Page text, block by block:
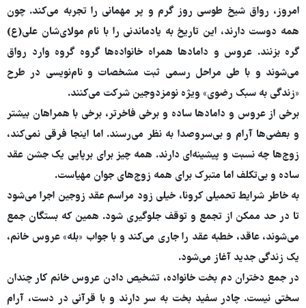
امروز، رواق شیخ طوسی روز گرم و پر مهمانی را تجربه می‌کند. چون
همه دوست دارند، این تاریخ به یادماندنی را با نام مولای‌شان علی(ع)
گره بزنند. عروس و دامادها همراه خانواده‌ها گروه‌ گروه وارد رواق
می‌شوند و با طی مراحل رسمی ثبت مشخصات و نام‌نویسی در طرح
«زندگی به سبک رضوی» ویژه نومزدوجین شرکت می‌کنند.
برخی از عروس و دامادها ساده و برخی فاخرتر، برخی با همراهان بیشتر
و بعضی‌ها آرام و بی‌سروصدا به نظر می‌رسند. اما اینجا فرقی نمی‌کند،
زوج‌ها چه نسبت و پیشینه‌ای دارند. همه چیز برای برپایی یک جشن عقد
ساده و بی‌تکلف اما متبرک برای همه زوج‌های جوان مهیاست.
به خاطر شرایط تحمیلی کرونا، خیلی زود مراسم عقد زوجین اجرا می‌شود
تا در حد ممکن از تجمع و توقف جلوگیری شود. همین که بستگان جمع
می‌شوند، عاقد، خطبه عقد را جاری می‌کند و با جواب «بله» عروس خانم،
یک زندگی جدید آغاز می‌شود.
در جمع دختران دم بخت خانواده، تشخیص دادن عروس خانم کار چندان
سختی نیست. چادر سفید بخت به سر دارند و با قرآنی در دست، آرام